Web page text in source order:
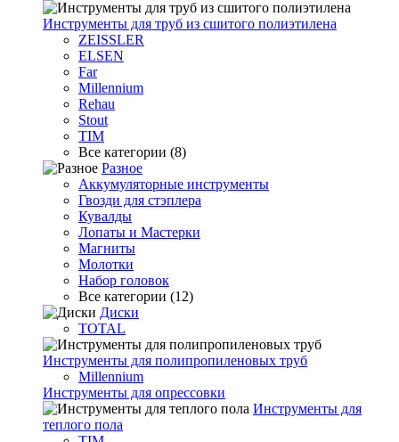
Инструменты для труб из сшитого полиэтилена
ZEISSLER
ELSEN
Far
Millennium
Rehau
Stout
TIM
Все категории (8)
Разное
Аккумуляторные инструменты
Гвозди для стэплера
Кувалды
Лопаты и Мастерки
Магниты
Молотки
Набор головок
Все категории (12)
Диски
TOTAL
Инструменты для полипропиленовых труб
Millennium
Инструменты для опрессовки
Инструменты для
теплого пола